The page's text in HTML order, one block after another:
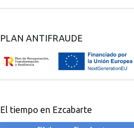
PLAN ANTIFRAUDE
El tiempo en Ezcabarte